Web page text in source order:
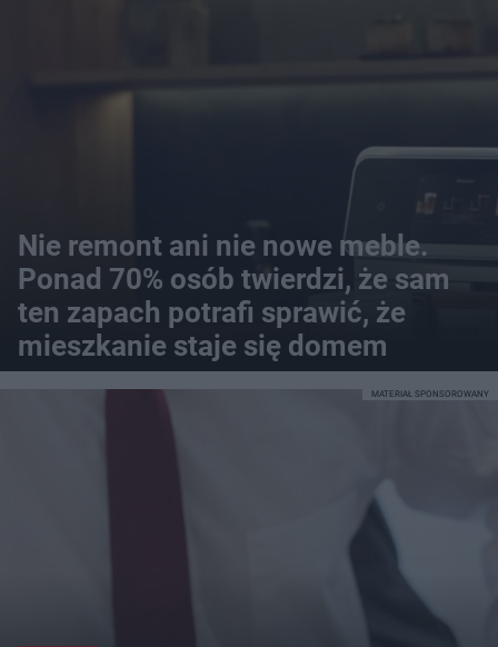
Nie remont ani nie nowe meble.
Ponad 70% osób twierdzi, że sam
ten zapach potrafi sprawić, że
mieszkanie staje się domem
MATERIAŁ SPONSOROWANY